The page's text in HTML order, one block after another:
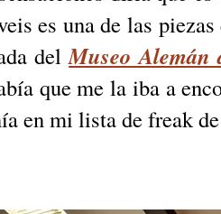
es una de las
delMuseo Alemán
que me la iba a
en mi lista de freak